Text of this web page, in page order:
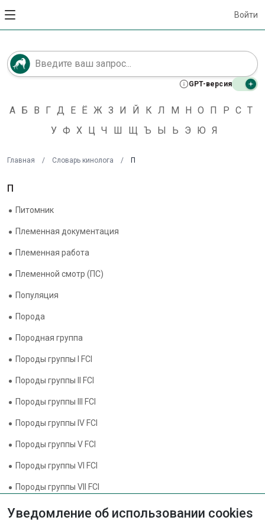
Войти
GPT-версия
А Б В Г Д Е Ё Ж З И Й К Л М Н О П Р С Т
У Ф Х Ц Ч Ш Щ Ъ Ы Ь Э Ю Я
Главная / Словарь кинолога / П
П
Питомник
Племенная документация
Племенная работа
Племенной смотр (ПС)
Популяция
Порода
Породная группа
Породы группы I FCI
Породы группы II FCI
Породы группы III FCI
Породы группы IV FCI
Породы группы V FCI
Породы группы VI FCI
Породы группы VII FCI
Уведомление об использовании cookies